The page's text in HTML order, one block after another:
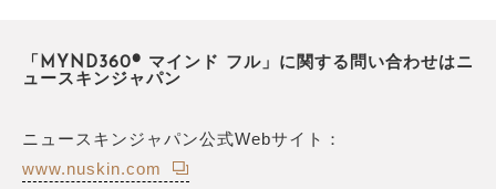
「MYND360® マインド フル」に関する問い合わせはニ
ュースキンジャパン
ニュースキンジャパン公式Webサイト：
www.nuskin.com